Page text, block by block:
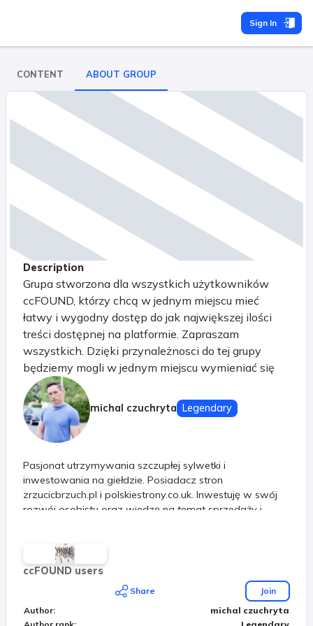
Sign In
CONTENT ABOUT GROUP
Description
Grupa stworzona dla wszystkich użytkowników
ccFOUND, którzy chcą w jednym miejscu mieć
łatwy i wygodny dostęp do jak największej ilości
treści dostępnej na platformie. Zapraszam
wszystkich. Dzięki przynależnosci do tej grupy
będziemy mogli w jednym miejscu wymieniać się
pytaniami i informacjami na różne tematy.
Tematyka grupy dowolna. Swobodna wymiana
poglądów. Zachęcam do subskrybowania i
udzielania się.
michal czuchryta Legendary
Pasjonat utrzymywania szczupłej sylwetki i
inwestowania na giełdzie. Posiadacz stron
zrzucicbrzuch.pl i polskiestrony.co.uk. Inwestuję w swój
rozwój osobisty oraz wiedzę na temat sprzedaży i
ccFOUND users
Share
Join
Author:
michal czuchryta